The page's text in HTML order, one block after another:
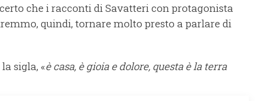
che i racconti di Savatteri con protagonista
quindi, tornare molto presto a parlare di
sigla, «è casa, è gioia e dolore, questa è la terra